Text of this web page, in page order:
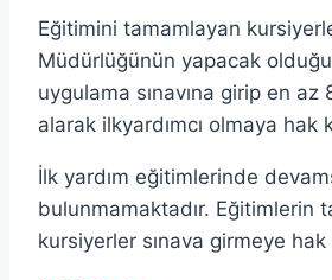
Eğitimini tamamlayan
Müdürlüğünün yapacak
uygulama sınavına girip en az
alarak ilkyardımcı olmaya hak
İlk yardım eğitimlerinde
bulunmamaktadır. Eğitimlerin
kursiyerler sınava girmeye